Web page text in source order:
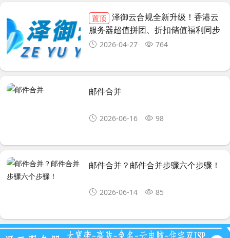
置顶
泽御云合规全新升级！香港云
服务器超值拼团、折扣储值福利同步
上线2026-04-27 764
邮件合并
2026-06-16 98
邮件合并？邮件合并步骤六个步骤！
2026-06-14 85